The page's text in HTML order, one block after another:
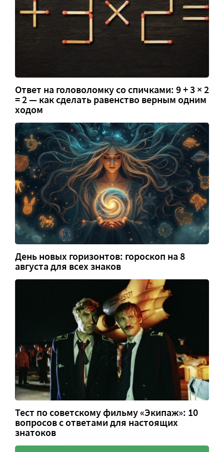
Ответ на головоломку со спичками: 9 + 3 × 2
= 2 — как сделать равенство верным одним
ходом
День новых горизонтов: гороскоп на 8
августа для всех знаков
Тест по советскому фильму «Экипаж»: 10
вопросов с ответами для настоящих
знатоков